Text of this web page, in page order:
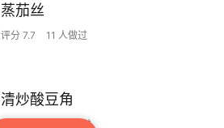
蒸茄丝
评分 7.7 11 人做过
清炒酸豆角
46 人做过